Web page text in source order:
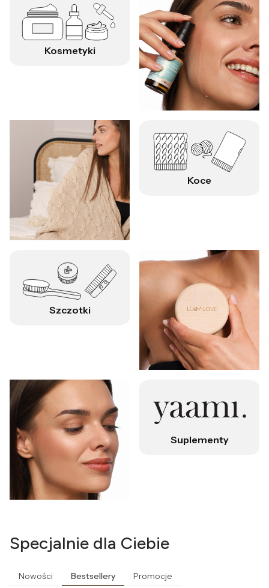
Kosmetyki
Koce
Szczotki
Suplementy
Specjalnie dla Ciebie
Nowości Bestsellery Promocje